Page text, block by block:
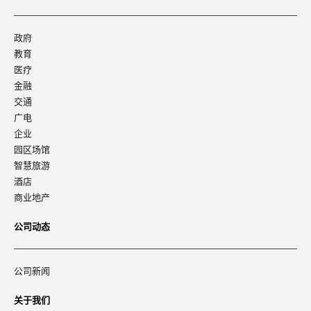
政府
教育
医疗
金融
交通
广电
企业
园区场馆
智慧旅游
酒店
商业地产
公司动态
公司新闻
关于我们